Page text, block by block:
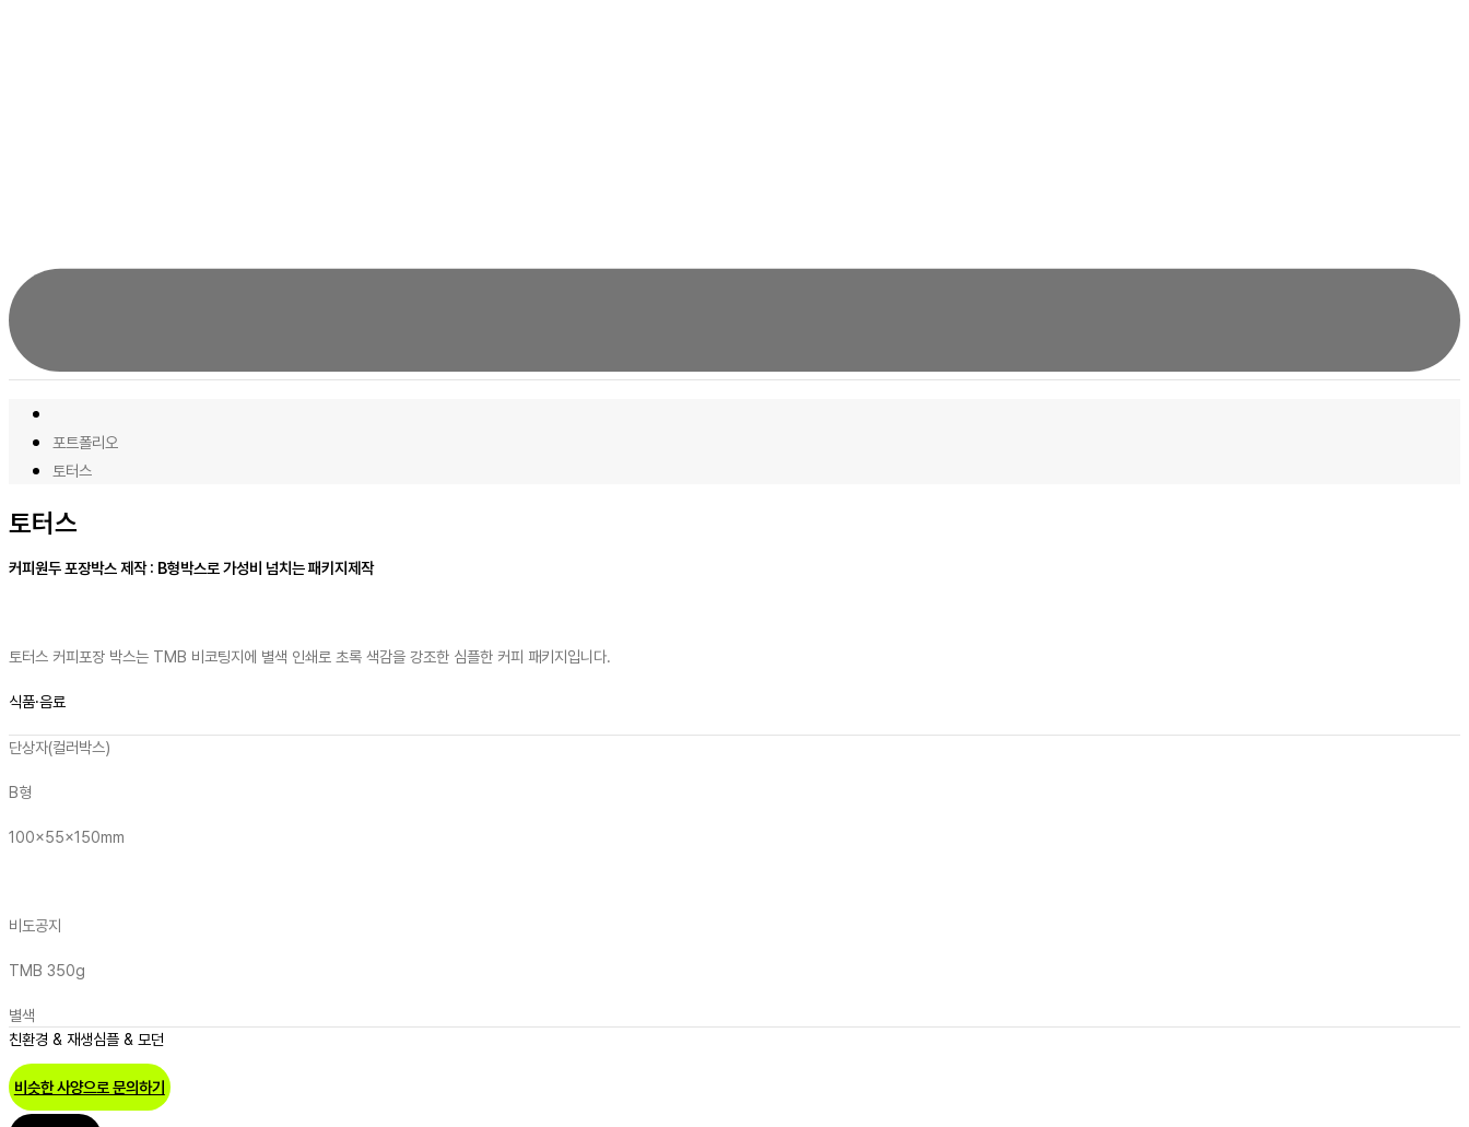
포트폴리오
토터스
토터스
커피원두 포장박스 제작 : B형박스로 가성비 넘치는 패키지제작
토터스 커피포장 박스는 TMB 비코팅지에 별색 인쇄로 초록 색감을 강조한 심플한 커피 패키지입니다.
식품·음료
단상자(컬러박스)
B형
100x55x150mm
비도공지
TMB 350g
별색
친환경 & 재생심플 & 모던
비슷한 사양으로 문의하기